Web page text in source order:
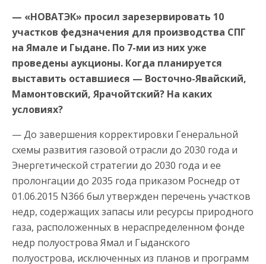
— «НОВАТЭК» просил зарезервировать 10
участков федзначения для производства СПГ
на Ямале и Гыдане. По 7-ми из них уже
проведены аукционы. Когда планируется
выставить оставшиеся — Восточно-Явайский,
Мамонтовский, Ярачойтский? На каких
условиях?
— До завершения корректировки Генеральной
схемы развития газовой отрасли до 2030 года и
Энергетической стратегии до 2030 года и ее
пролонгации до 2035 года приказом Роснедр от
01.06.2015 N366 был утвержден перечень участков
недр, содержащих запасы или ресурсы природного
газа, расположенных в нераспределенном фонде
недр полуострова Ямал и Гыданского
полуострова, исключенных из планов и программ